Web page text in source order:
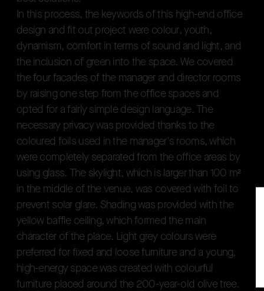
n this process, the keywords of this high-end office
design and fit out project were co our, youth,
dynamism, comfort in terms of sound and ight, and
the inclusion of green into the space. We covered
the four facades of the manager and director rooms
by raising one step from the office spaces and
opted for a fairly simp e design anguage. The
necessary privacy was provided thanks to the
co oured foi s used in the manager's rooms, which
were comp etey separated from the office areas by
using glass. The sky ight, which is arger than 100 m²
in the midd e of the venue, was covered with foi to
prevent solar g are. Shading was provided with the
ye ow baffe cei ing, which formed the main
character of the pace. Light grey co ours were
preferred for fixed and oose furniture and a young,
high-energy space was created with co ourfu
furniture paced around the 200-year-o d olive tree.